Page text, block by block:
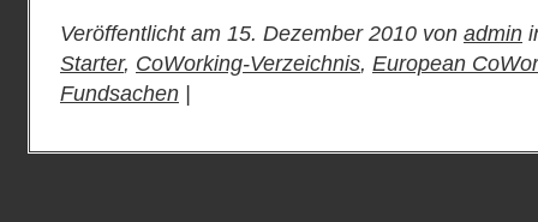
Veröffentlicht am 15. Dezember 2010 von admin
Starter, CoWorking-Verzeichnis, European
Fundsachen